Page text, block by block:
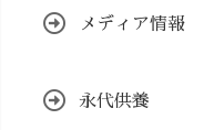
メディア情報
永代供養